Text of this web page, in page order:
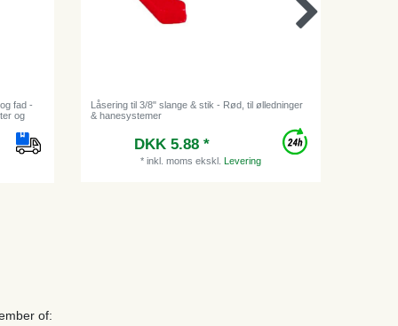
fad -
og
Låsering til 3/8" slange & stik - Rød, til ølledninger
& hanesystemer
DKK 5.88 *
* inkl. moms ekskl. Levering
of: